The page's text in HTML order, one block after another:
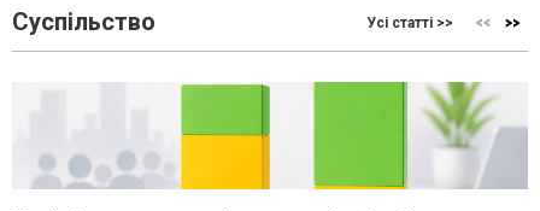
Суспільство Усі статті >>